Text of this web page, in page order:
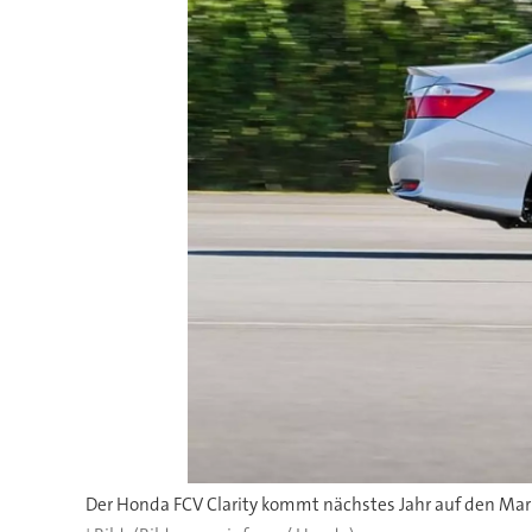
Der Honda FCV Clarity kommt nächstes Jahr auf den